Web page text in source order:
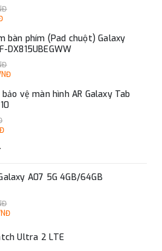
bàn phím (Pad chuột) Galaxy
DX815UBEGWW
vệ màn hình AR Galaxy Tab
A07 5G 4GB/64GB
Ultra 2 LTE